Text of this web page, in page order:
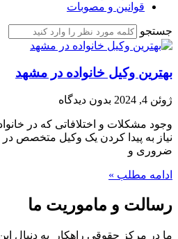
قوانین و مصوبات
جستجو
بهترین وکیل خانواده در مشهد
ژوئن 4, 2024 بدون دیدگاه
وجود مشکلات و اختلافاتی که در
نیاز به پیدا کردن یک وکیل متخصص در
ضروری و
ادامه مطلب »
رسالت و ماموریت ما
ما در مرکز حقوقی راهکار به دنبال